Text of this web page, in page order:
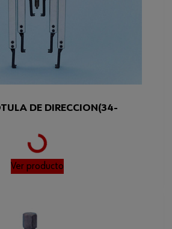
DE DIRECCION(34-
Ver producto